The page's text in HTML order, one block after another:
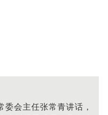
会主任张常青讲话，